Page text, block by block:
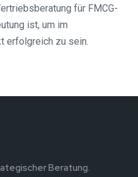
für FMCG-
ist, um im
erfolgreich zu sein.
Beratung.